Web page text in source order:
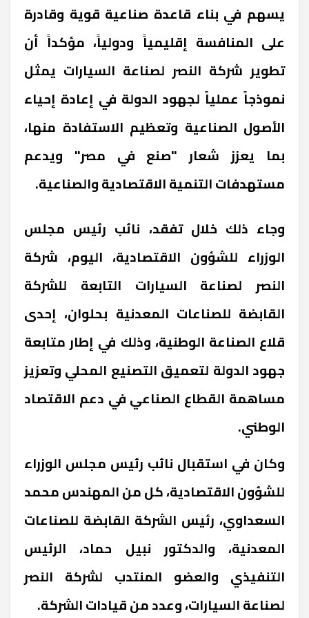
يسهم في بناء قاعدة صناعية قوية وقادرة
على المنافسة إقليمياً ودولياً، مؤكداً أن
تطوير شركة النصر لصناعة السيارات يمثل
نموذجاً عملياً لجهود الدولة في إعادة إحياء
الأصول الصناعية وتعظيم الاستفادة منها،
بما يعزز شعار "صنع في مصر" ويدعم
مستهدفات التنمية الاقتصادية والصناعية.
وجاء ذلك خلال تفقد، نائب رئيس مجلس
الوزراء للشؤون الاقتصادية، اليوم، شركة
النصر لصناعة السيارات التابعة للشركة
القابضة للصناعات المعدنية بحلوان، إحدى
قلاع الصناعة الوطنية، وذلك في إطار متابعة
جهود الدولة لتعميق التصنيع المحلي وتعزيز
مساهمة القطاع الصناعي في دعم الاقتصاد
الوطني.
وكان في استقبال نائب رئيس مجلس الوزراء
للشؤون الاقتصادية، كل من المهندس محمد
السعداوي، رئيس الشركة القابضة للصناعات
المعدنية، والدكتور نبيل حماد، الرئيس
التنفيذي والعضو المنتدب لشركة النصر
لصناعة السيارات، وعدد من قيادات الشركة.